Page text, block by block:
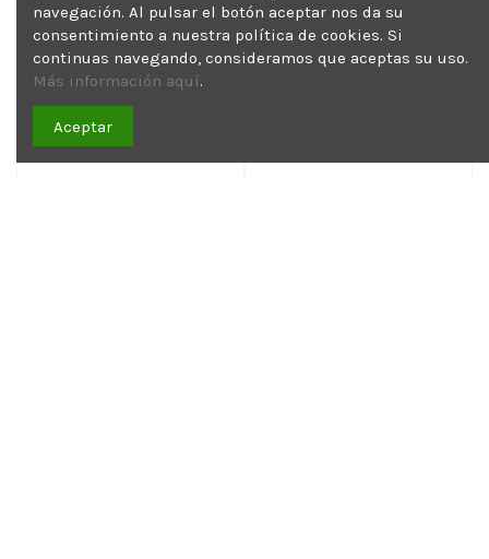
navegación. Al pulsar el botón aceptar nos da su
consentimiento a nuestra política de cookies. Si
continuas navegando, consideramos que aceptas su uso.
Más información aquí.
Aceptar